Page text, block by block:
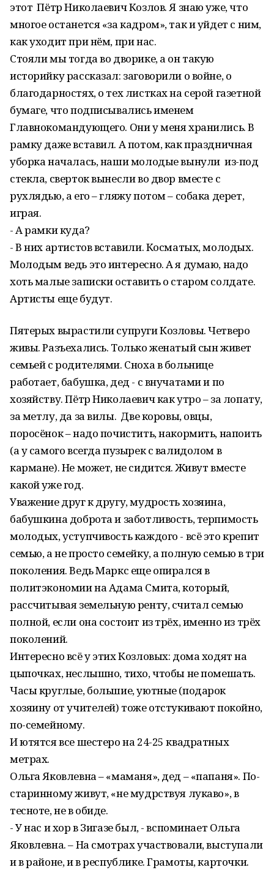
этот Пётр Николаевич Козлов. Я знаю уже, что
многое останется «за кадром», так и уйдет с ним,
как уходит при нём, при нас.
Стояли мы тогда во дворике, а он такую
историйку рассказал: заговорили о войне, о
благодарностях, о тех листках на серой газетной
бумаге, что подписывались именем
Главнокомандующего. Они у меня хранились. В
рамку даже вставил. А потом, как праздничная
уборка началась, наши молодые вынули из-под
стекла, сверток вынесли во двор вместе с
рухлядью, а его – гляжу потом – собака дерет,
играя.
- А рамки куда?
- В них артистов вставили. Косматых, молодых.
Молодым ведь это интересно. А я думаю, надо
хоть малые записки оставить о старом солдате.
Артисты еще будут.
Пятерых вырастили супруги Козловы. Четверо
живы. Разъехались. Только женатый сын живет
семьей с родителями. Сноха в больнице
работает, бабушка, дед - с внучатами и по
хозяйству. Пётр Николаевич как утро – за лопату,
за метлу, да за вилы. Две коровы, овцы,
поросёнок – надо почистить, накормить, напоить
(а у самого всегда пузырек с валидолом в
кармане). Не может, не сидится. Живут вместе
какой уже год.
Уважение друг к другу, мудрость хозяина,
бабушкина доброта и заботливость, терпимость
молодых, уступчивость каждого - всё это крепит
семью, а не просто семейку, а полную семью в три
поколения. Ведь Маркс еще опирался в
политэкономии на Адама Смита, который,
рассчитывая земельную ренту, считал семью
полной, если она состоит из трёх, именно из трёх
поколений.
Интересно всё у этих Козловых: дома ходят на
цыпочках, неслышно, тихо, чтобы не помешать.
Часы круглые, большие, уютные (подарок
хозяину от учителей) тоже отстукивают покойно,
по-семейному.
И ютятся все шестеро на 24-25 квадратных
метрах.
Ольга Яковлевна – «маманя», дед – «папаня». По-
старинному живут, «не мудрствуя лукаво», в
тесноте, не в обиде.
- У нас и хор в Зигазе был, - вспоминает Ольга
Яковлевна. – На смотрах участвовали, выступали
и в районе, и в республике. Грамоты, карточки.